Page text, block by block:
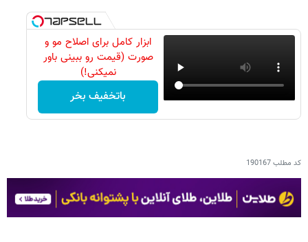
ابزار کامل برای اصلاح مو و
صورت (قیمت رو ببینی باور
نمیکنی!)
باتخفیف بخر
کد مطلب190167